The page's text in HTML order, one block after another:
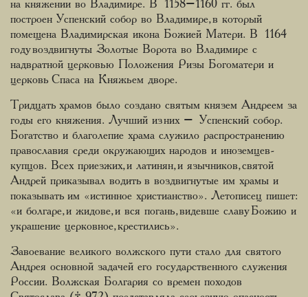
на княжении во Владимире. В 1158–1160 гг. был
построен Успенский собор во Владимире, в который
помещена Владимирская икона Божией Матери. В 1164
году воздвигнуты Золотые Ворота во Владимире с
надвратной церковью Положения Ризы Богоматери и
церковь Спаса на Княжьем дворе.
Тридцать храмов было создано святым князем Андреем за
годы его княжения. Лучший из них – Успенский собор.
Богатство и благолепие храма служило распространению
православия среди окружающих народов и иноземцев-
купцов. Всех приезжих, и латинян, и язычников, святой
Андрей приказывал водить в воздвигнутые им храмы и
показывать им «истинное христианство». Летописец пишет:
«и болгаре, и жидове, и вся погань, видевше славу Божию и
украшение церковное, крестились».
Завоевание великого волжского пути стало для святого
Андрея основной задачей его государственного служения
России. Волжская Болгария со времен походов